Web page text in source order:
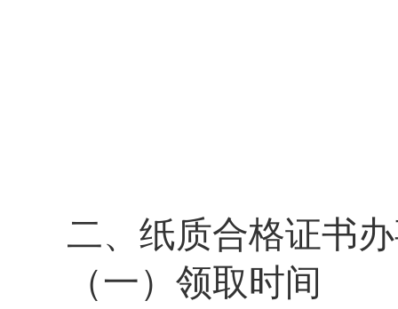
二、纸质合格证书
（一）领取时间